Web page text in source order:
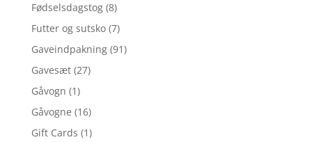
Fødselsdagstog (8)
Futter og sutsko (7)
Gaveindpakning (91)
Gavesæt (27)
Gåvogn (1)
Gåvogne (16)
Gift Cards (1)